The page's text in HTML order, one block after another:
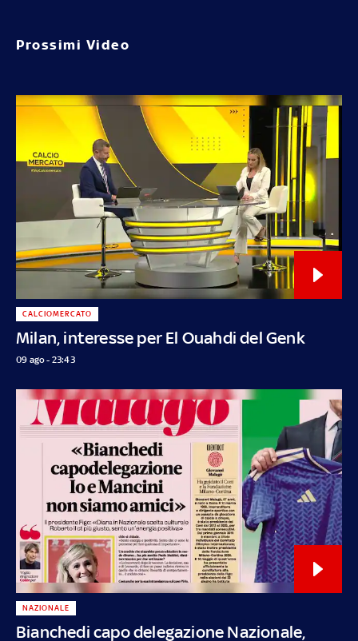
Prossimi Video
Milan, interesse per El Ouahdi del Genk
CALCIOMERCATO
09 ago - 23:43
Bianchedi capo delegazione Nazionale,
NAZIONALE